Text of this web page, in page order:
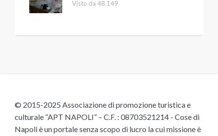
Visto da 48.149
© 2015-2025 Associazione di promozione turistica e
culturale “APT NAPOLI” – C.F. : 08703521214 - Cose di
Napoli è un portale senza scopo di lucro la cui missione è